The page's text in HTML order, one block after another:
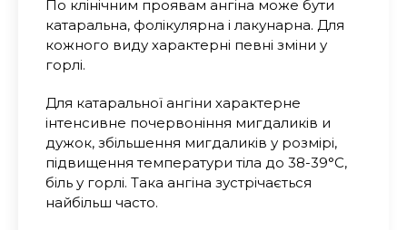
По клінічним проявам ангіна може бути
катаральна, фолікулярна і лакунарна. Для
кожного виду характерні певні зміни у
горлі.
Для катаральної ангіни характерне
інтенсивне почервоніння мигдаликів и
дужок, збільшення мигдаликів у розмірі,
підвищення температури тіла до 38-39°С,
біль у горлі. Така ангіна зустрічається
найбільш часто.